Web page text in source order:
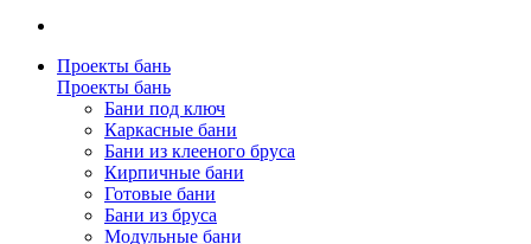
Проекты бань
Проекты бань
Бани под ключ
Каркасные бани
Бани из клееного бруса
Кирпичные бани
Готовые бани
Бани из бруса
Модульные бани